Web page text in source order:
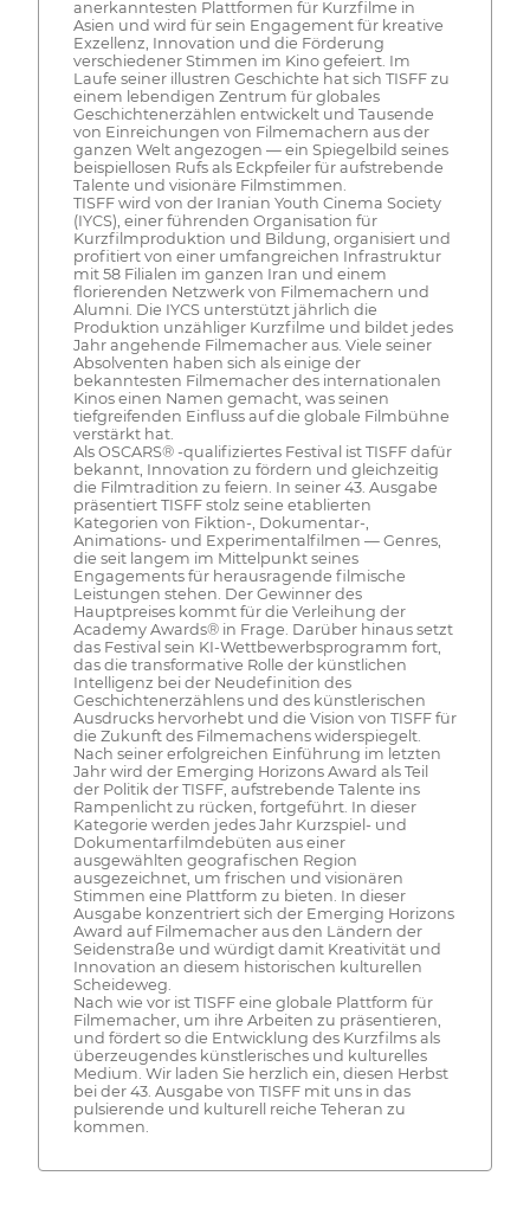
anerkanntesten Plattformen für Kurzfilme in
Asien und wird für sein Engagement für kreative
Exzellenz, Innovation und die Förderung
verschiedener Stimmen im Kino gefeiert. Im
Laufe seiner illustren Geschichte hat sich TISFF zu
einem lebendigen Zentrum für globales
Geschichtenerzählen entwickelt und Tausende
von Einreichungen von Filmemachern aus der
ganzen Welt angezogen — ein Spiegelbild seines
beispiellosen Rufs als Eckpfeiler für aufstrebende
Talente und visionäre Filmstimmen.
TISFF wird von der Iranian Youth Cinema Society
(IYCS), einer führenden Organisation für
Kurzfilmproduktion und Bildung, organisiert und
profitiert von einer umfangreichen Infrastruktur
mit 58 Filialen im ganzen Iran und einem
florierenden Netzwerk von Filmemachern und
Alumni. Die IYCS unterstützt jährlich die
Produktion unzähliger Kurzfilme und bildet jedes
Jahr angehende Filmemacher aus. Viele seiner
Absolventen haben sich als einige der
bekanntesten Filmemacher des internationalen
Kinos einen Namen gemacht, was seinen
tiefgreifenden Einfluss auf die globale Filmbühne
verstärkt hat.
Als OSCARS® -qualifiziertes Festival ist TISFF dafür
bekannt, Innovation zu fördern und gleichzeitig
die Filmtradition zu feiern. In seiner 43. Ausgabe
präsentiert TISFF stolz seine etablierten
Kategorien von Fiktion-, Dokumentar-,
Animations- und Experimentalfilmen — Genres,
die seit langem im Mittelpunkt seines
Engagements für herausragende filmische
Leistungen stehen. Der Gewinner des
Hauptpreises kommt für die Verleihung der
Academy Awards® in Frage. Darüber hinaus setzt
das Festival sein KI-Wettbewerbsprogramm fort,
das die transformative Rolle der künstlichen
Intelligenz bei der Neudefinition des
Geschichtenerzählens und des künstlerischen
Ausdrucks hervorhebt und die Vision von TISFF für
die Zukunft des Filmemachens widerspiegelt.
Nach seiner erfolgreichen Einführung im letzten
Jahr wird der Emerging Horizons Award als Teil
der Politik der TISFF, aufstrebende Talente ins
Rampenlicht zu rücken, fortgeführt. In dieser
Kategorie werden jedes Jahr Kurzspiel- und
Dokumentarfilmdebüten aus einer
ausgewählten geografischen Region
ausgezeichnet, um frischen und visionären
Stimmen eine Plattform zu bieten. In dieser
Ausgabe konzentriert sich der Emerging Horizons
Award auf Filmemacher aus den Ländern der
Seidenstraße und würdigt damit Kreativität und
Innovation an diesem historischen kulturellen
Scheideweg.
Nach wie vor ist TISFF eine globale Plattform für
Filmemacher, um ihre Arbeiten zu präsentieren,
und fördert so die Entwicklung des Kurzfilms als
überzeugendes künstlerisches und kulturelles
Medium. Wir laden Sie herzlich ein, diesen Herbst
bei der 43. Ausgabe von TISFF mit uns in das
pulsierende und kulturell reiche Teheran zu
kommen.